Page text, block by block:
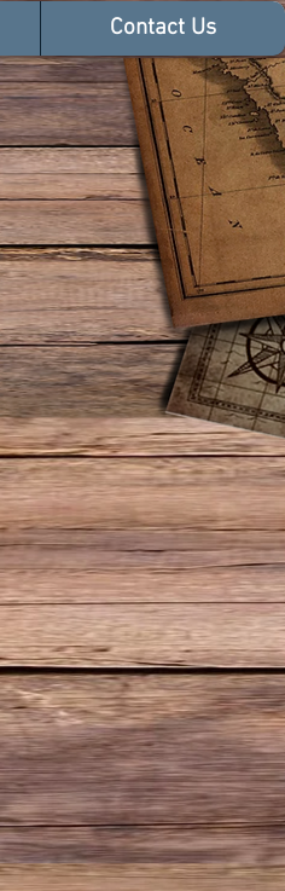
Contact Us